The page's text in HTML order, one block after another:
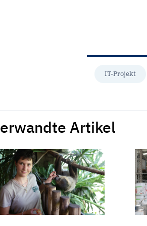
IT-Projekt
Artikel